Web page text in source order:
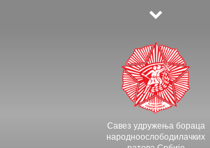
Савез удружења бораца
народноослободилачких